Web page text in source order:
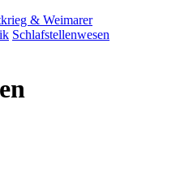
& Weimarer
Schlafstellenwesen